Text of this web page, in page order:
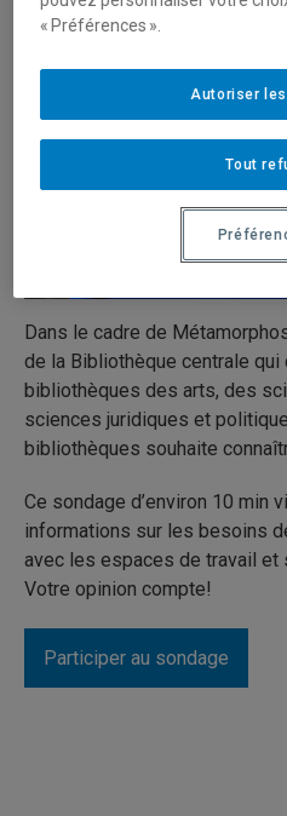
Dans le cadre de
de la Bibliothèque centrale qui
bibliothèques des arts, des
sciences juridiques et
bibliothèques souhaite
Ce sondage d’environ 10 min
informations sur les besoins
avec les espaces de travail
Votre opinion compte!
Participer au sondage
« Préférences ».
Tout
Autoriser